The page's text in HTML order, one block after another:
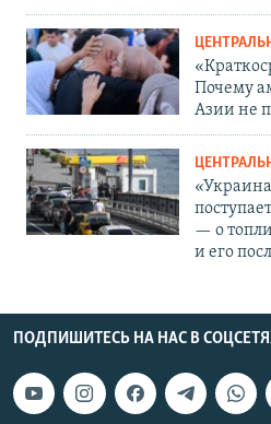
Почему
Азии не
— о
и его
ПОДПИШИТЕСЬ НА НАС В